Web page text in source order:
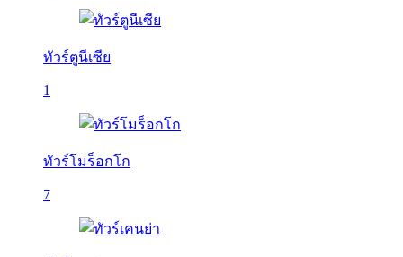
ทัวร์ตูนีเซีย
1
ทัวร์โมร็อกโก
7